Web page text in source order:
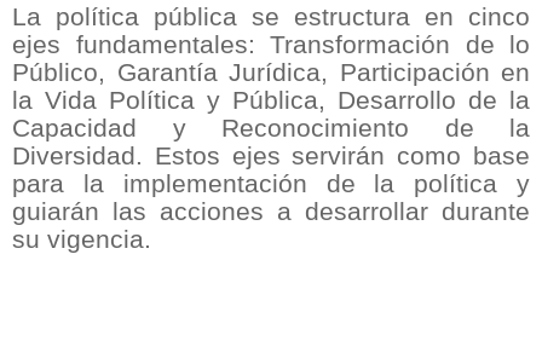
La política pública se estructura en cinco
ejes fundamentales: Transformación de lo
Público, Garantía Jurídica, Participación en
la Vida Política y Pública, Desarrollo de la
Capacidad y Reconocimiento de la
Diversidad. Estos ejes servirán como base
para la implementación de la política y
guiarán las acciones a desarrollar durante
su vigencia.